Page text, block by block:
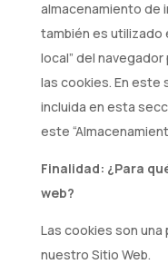
almacenamiento de
también es utilizado
local” del
las cookies. En este
incluida en esta
este
Finalidad: ¿Para
web?
Las cookies son
nuestro Sitio Web.